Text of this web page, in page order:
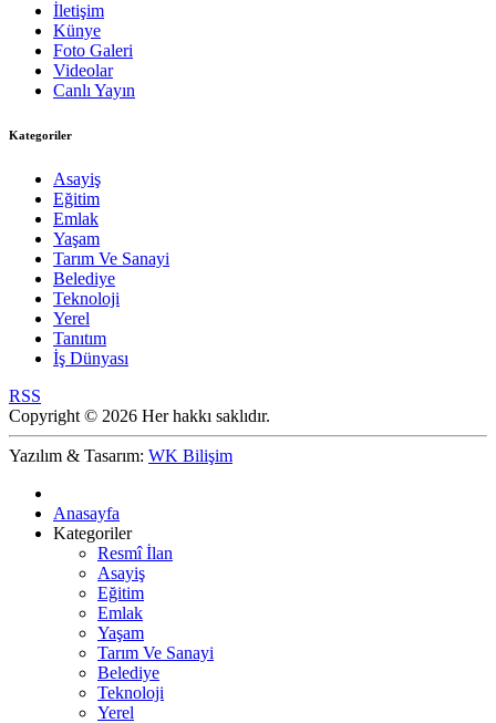
İletişim
Künye
Foto Galeri
Videolar
Canlı Yayın
Kategoriler
Asayiş
Eğitim
Emlak
Yaşam
Tarım Ve Sanayi
Belediye
Teknoloji
Yerel
Tanıtım
İş Dünyası
RSS
Copyright © 2026 Her hakkı saklıdır.
Yazılım & Tasarım: WK Bilişim
Anasayfa
Kategoriler
Resmî İlan
Asayiş
Eğitim
Emlak
Yaşam
Tarım Ve Sanayi
Belediye
Teknoloji
Yerel